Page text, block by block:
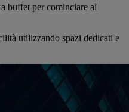
buffet per cominciare al
utilizzando spazi dedicati e